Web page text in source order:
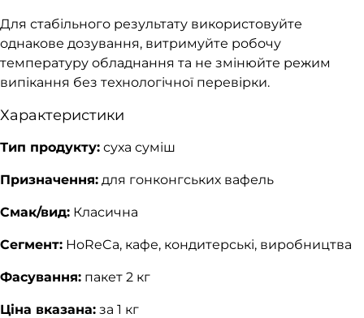
Для стабільного результату використовуйте
однакове дозування, витримуйте робочу
температуру обладнання та не змінюйте режим
випікання без технологічної перевірки.
Характеристики
Тип продукту: суха суміш
Призначення: для гонконгських вафель
Смак/вид: Класична
Сегмент: HoReCa, кафе, кондитерські, виробництва
Фасування: пакет 2 кг
Ціна вказана: за 1 кг